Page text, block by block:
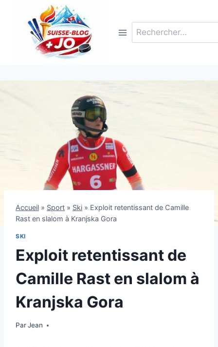
contenu
Rechercher :
Accueil » Sport » Ski » Exploit retentissant de Camille
Rast en slalom à Kranjska Gora
SKI
Exploit retentissant de
Camille Rast en slalom à
Kranjska Gora
ParJean
4 janvier 2026